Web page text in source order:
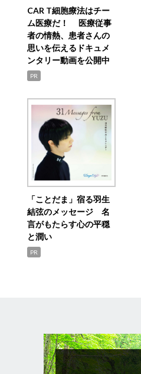
CAR T細胞療法はチー
ム医療だ！ 医療従事
者の情熱、患者さんの
思いを伝えるドキュメ
ンタリー動画を公開中
PR
「ことだま」宿る羽生
結弦のメッセージ 名
言がもたらす心の平穏
と潤い
PR